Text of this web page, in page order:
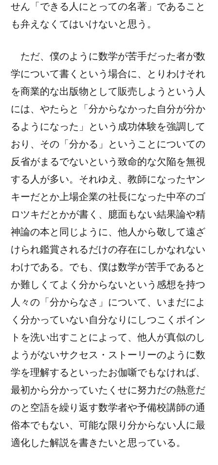
せん「できる人にとっての名著」であること
も弁えなくてはいけないと思う。
ただ、僕のように数学が苦手だった者が数
学について書くという場合に、とりわけそれ
を商業的な出版物として販売しようという人
には、やたらと「分からなかった自分が分か
るようになった」という成功体験を強調して
おり、その「分かる」ということについての
反省がまるでないという致命的な欠陥を無視
する人が多い。それゆえ、教師になったヤン
キーだとか上場企業の社長になった中卒のゴ
ロツキだとかが書く、臆面もない結果論や精
神論の本と同じように、他人から敬して遠ざ
けられ鑑賞されるだけの存在にしかなれない
わけである。でも、僕は数学が苦手であると
か難しくてよく分からないという感想を持つ
人々の「分からなさ」について、いまだによ
く分かっていない自分なりにしつこくポイン
トを洗い出すことによって、他人が真似のし
ようがないサクセス・ストーリーのように数
学を理解するといったお伽噺でもなければ、
最初から分かっていたくせに努力だの熱意だ
のと空語を繰り返す数学者や予備校講師の通
俗本でもない、可能な限り分からない人に最
適化した解説を書きたいと思っている。